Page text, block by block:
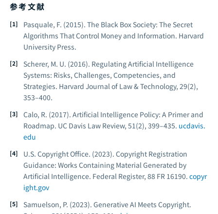
参考文献
Pasquale, F. (2015). The Black Box Society: The Secret
Algorithms That Control Money and Information. Harvard
University Press.
Scherer, M. U. (2016). Regulating Artificial Intelligence
Systems: Risks, Challenges, Competencies, and
Strategies. Harvard Journal of Law & Technology, 29(2),
353–400.
Calo, R. (2017). Artificial Intelligence Policy: A Primer and
Roadmap. UC Davis Law Review, 51(2), 399–435. ucdavis.
edu
U.S. Copyright Office. (2023). Copyright Registration
Guidance: Works Containing Material Generated by
Artificial Intelligence. Federal Register, 88 FR 16190. copyr
ight.gov
Samuelson, P. (2023). Generative AI Meets Copyright.